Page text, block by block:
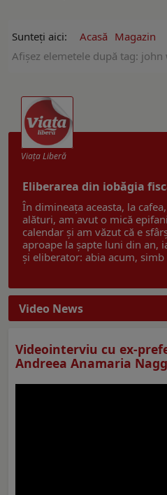
Sunteți aici: Acasă Magazin
Afişez elemetele după tag: john
Viaţa Liberă
Eliberarea din iobăgia
În dimineața aceasta, la
alături, am avut o mică
calendar și am văzut că e
aproape la șapte luni din an,
și eliberator: abia acum, simb
Video News
Videointerviu cu ex-
Andreea Anamaria